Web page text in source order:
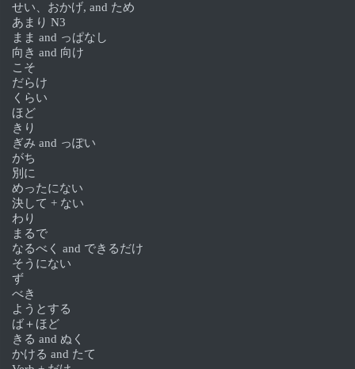
せい、おかげ, and ため
あまり N3
まま and っぱなし
向き and 向け
こそ
だらけ
くらい
ほど
きり
ぎみ and っぽい
がち
別に
めったにない
決して + ない
わり
まるで
なるべく and できるだけ
そうにない
ず
べき
ようとする
ば＋ほど
きる and ぬく
かける and たて